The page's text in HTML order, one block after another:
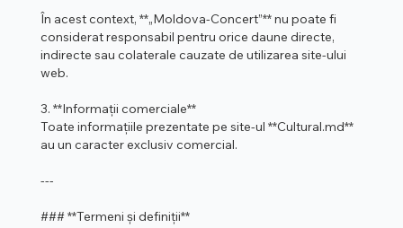
În acest context, **„Moldova-Concert”** nu poate fi
considerat responsabil pentru orice daune directe,
indirecte sau colaterale cauzate de utilizarea site-ului
web.
3. **Informații comerciale**
Toate informațiile prezentate pe site-ul **Cultural.md**
au un caracter exclusiv comercial.
---
### **Termeni și definiții**